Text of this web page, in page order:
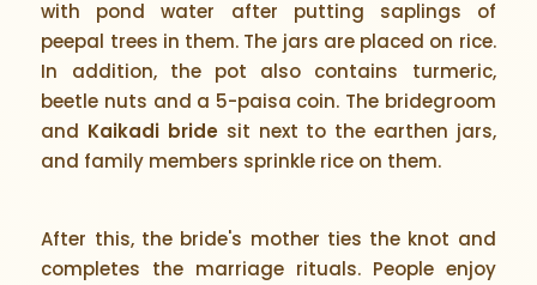
with pond water after putting saplings of
peepal trees in them. The jars are placed on rice.
In addition, the pot also contains turmeric,
beetle nuts and a 5-paisa coin. The bridegroom
and Kaikadi bridesit next to the earthen jars,
and family members sprinkle rice on them.
After this, the bride's mother ties the knot and
completes the marriage rituals. People enjoy